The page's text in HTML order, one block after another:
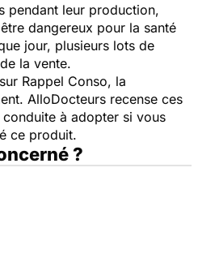
pendant leur production,
dangereux pour la santé
jour, plusieurs lots de
la vente.
Rappel Conso, la
AlloDocteurs recense ces
à adopter si vous
ce produit.
?